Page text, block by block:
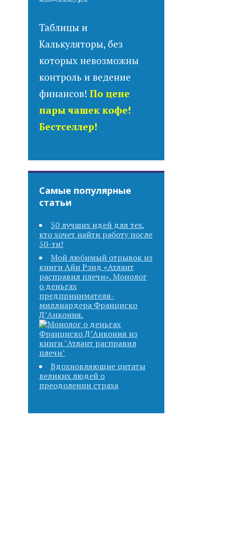
Таблицы и
Калькуляторы, без
которых невозможны
контроль и ведение
финансов!По цене
пары чашек кофе!
Бестселлер!
Самые популярные
статьи
50 лучших идей для тех,
кто хочет найти работу после
50-ти!
Мой любимый отрывок из
книги Айн Рэнд «Атлант
расправил плечи». Монолог
о деньгах
предпринимателя-
миллиардера Франциско
Д’Анкония.
Вдохновляющие цитаты
великих людей о
преодолении страха